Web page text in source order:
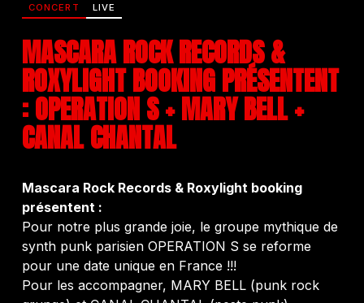
CONCERT LIVE
MASCARA ROCK RECORDS &
ROXYLIGHT BOOKING PRÉSENTENT
: OPERATION S + MARY BELL +
CANAL CHANTAL
Mascara Rock Records & Roxylight booking
présentent :
Pour notre plus grande joie, le groupe mythique de
synth punk parisien OPERATION S se reforme
pour une date unique en France !!!
Pour les accompagner, MARY BELL (punk rock